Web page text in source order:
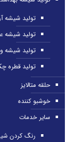
تولید شیشه
تولید شیشه
تولید شیشه
تولید قطره
حلقه متالایز
خوشبو کننده
سایر خدمات
رنگ کردن